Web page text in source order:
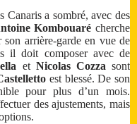
Canaris a sombré, avec des
Kombouaré cherche
arrière-garde en vue de
il doit composer avec de
et Nicolas Cozza sont
est blessé. De son
pour plus d’un mois.
des ajustements, mais